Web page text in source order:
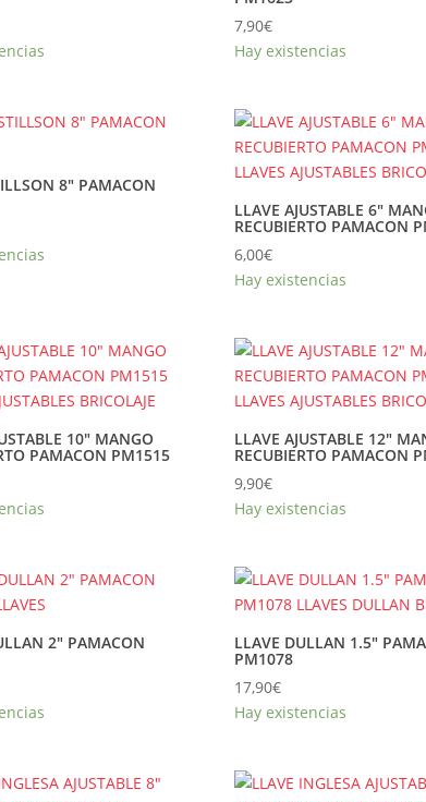
7,90€
Hay existencias
8″ PAMACON
LLAVE AJUSTABLE 6″
RECUBIERTO PAMACON
6,00€
Hay existencias
10″ MANGO
PAMACON PM1515
LLAVE AJUSTABLE 12″
RECUBIERTO PAMACON
9,90€
Hay existencias
2″ PAMACON LLAVE DULLAN 1.5″
PM1078
17,90€
Hay existencias